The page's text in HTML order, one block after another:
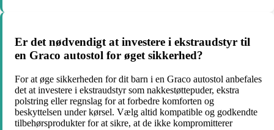
Er det nødvendigt at investere i ekstraudstyr til
en Graco autostol for øget sikkerhed?
For at øge sikkerheden for dit barn i en Graco autostol anbefales
det at investere i ekstraudstyr som nakkestøttepuder, ekstra
polstring eller regnslag for at forbedre komforten og
beskyttelsen under kørsel. Vælg altid kompatible og godkendte
tilbehørsprodukter for at sikre, at de ikke kompromitterer